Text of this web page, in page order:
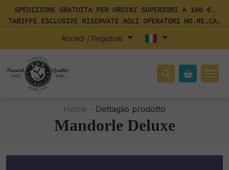
SPEDIZIONE GRATUITA PER ORDINI SUPERIORI A 100 €.
TARIFFE ESCLUSIVE RISERVATE AGLI OPERATORI HO.RE.CA.
Accedi / Registrati
Home - Dettaglio prodotto
Mandorle Deluxe